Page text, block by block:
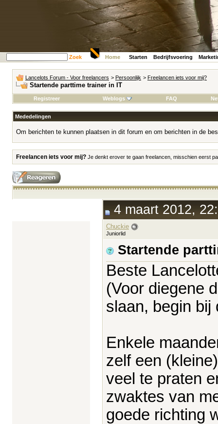
Zoek Home Starten Bedrijfsvoering
Lancelots Forum - Voor freelancers > Persoonlijk > Freelancen iets voor mij?
Startende parttime trainer in IT
Registreer Weblogs FAQ
Mededelingen
Om berichten te kunnen plaatsen in dit forum en om berichten in de
Freelancen iets voor mij? Je denkt erover te gaan freelancen, misschien eerst
4 maart 2012,
Chuckie
Juniorlid
Startende
Beste
(Voor diegene
slaan, begin bij
Enkele
zelf een
veel te praten
zwaktes van
goede richting